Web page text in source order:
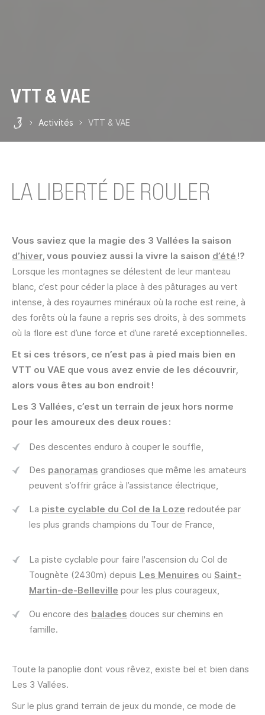
VTT & VAE
Activités VTT & VAE
LA LIBERTÉ DE ROULER
Vous saviez que la magie des 3 Vallées la saison
d’hiver, vous pouviez aussi la vivre la saison d’été !?
Lorsque les montagnes se délestent de leur manteau
blanc, c’est pour céder la place à des pâturages au vert
intense, à des royaumes minéraux où la roche est reine, à
des forêts où la faune a repris ses droits, à des sommets
où la flore est d’une force et d’une rareté exceptionnelles.
Et si ces trésors, ce n’est pas à pied mais bien en
VTT ou VAE que vous avez envie de les découvrir,
alors vous êtes au bon endroit !
Les 3 Vallées, c’est un terrain de jeux hors norme
pour les amoureux des deux roues :
Des descentes enduro à couper le souffle,
Des panoramas grandioses que même les amateurs
peuvent s’offrir grâce à l’assistance électrique,
La piste cyclable du Col de la Loze redoutée par
les plus grands champions du Tour de France,
La piste cyclable pour faire l'ascension du Col de
Tougnète (2430m) depuis Les Menuires ou Saint-
Martin-de-Belleville pour les plus courageux,
Ou encore des balades douces sur chemins en
famille.
Toute la panoplie dont vous rêvez, existe bel et bien dans
Les 3 Vallées.
Sur le plus grand terrain de jeux du monde, ce mode de